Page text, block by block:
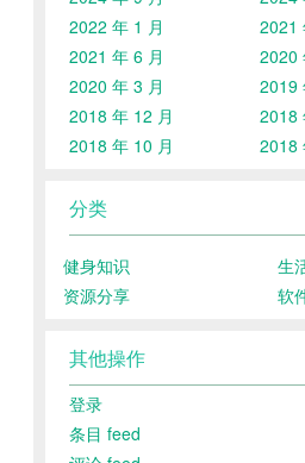
2022 年 1 月
2021
2021 年 6 月
2020
2020 年 3 月
2019
2018 年 12 月
2018
2018 年 10 月
2018
分类
健身知识
生
资源分享
软
其他操作
登录
条目 feed